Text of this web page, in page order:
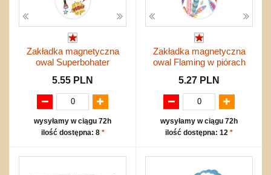
Zakładka magnetyczna
owal Superbohater
5.55 PLN
wysyłamy w ciągu 72h
ilość dostępna: 8 *
Zakładka magnetyczna
owal Flaming w piórach
5.27 PLN
wysyłamy w ciągu 72h
ilość dostępna: 12 *